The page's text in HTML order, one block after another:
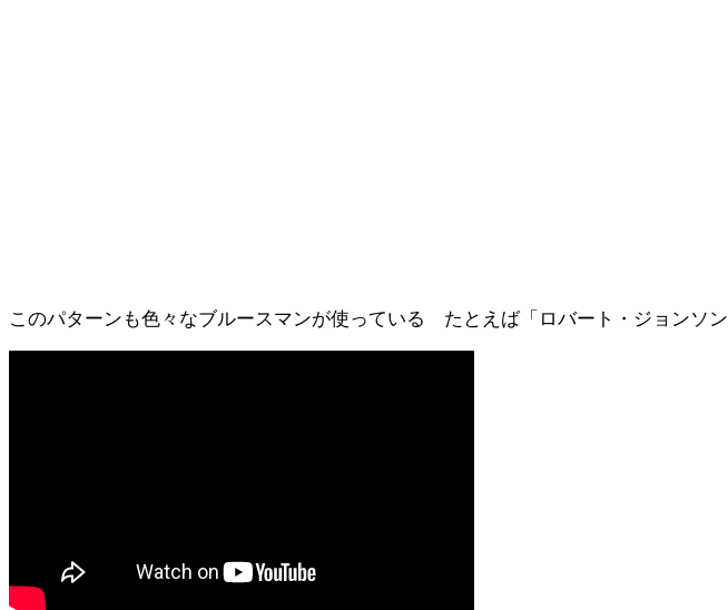
このパターンも色々なブルースマンが使っている たとえば「ロバート・ジョンソ